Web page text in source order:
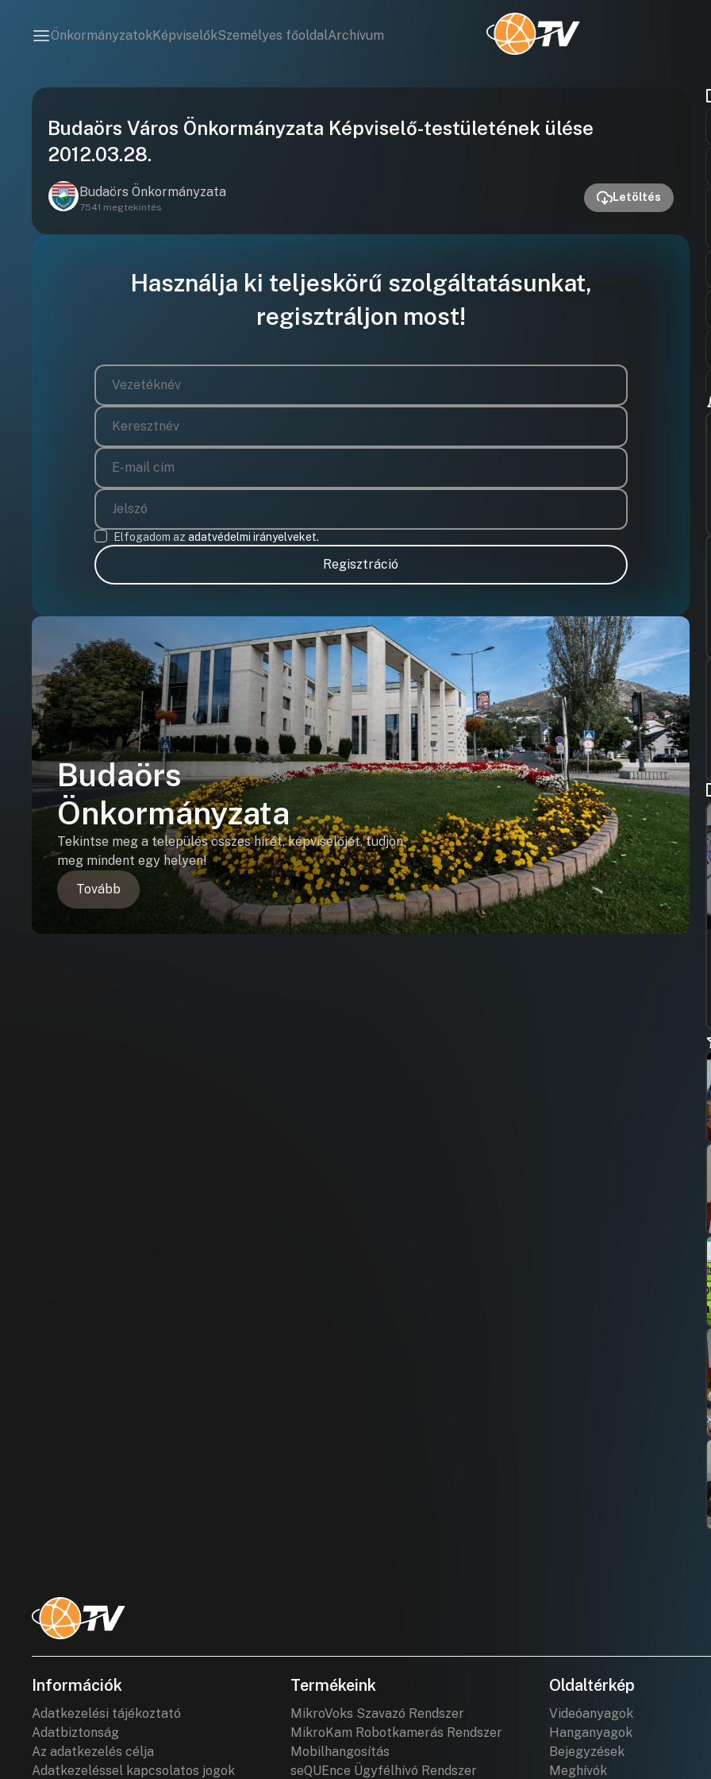
ÖnkormányzatokKépviselőkSzemélyes főoldalArchívum
lejátszása
Budaörs Város Önkormányzata Képviselő-testületének ülése
2012.03.28.
Budaörs Önkormányzata
7541 megtekintés
Letöltés
Használja ki teljeskörű szolgáltatásunkat,
regisztráljon most!
Elfogadom az adatvédelmi irányelveket.
Regisztráció
Budaörs
Önkormányzata
Tekintse meg a település összes hírét, képviselőjét, tudjon
meg mindent egy helyen!
Tovább
Információk
Adatkezelési tájékoztató
Adatbiztonság
Az adatkezelés célja
Adatkezeléssel kapcsolatos jogok
Termékeink
MikroVoks Szavazó Rendszer
MikroKam Robotkamerás Rendszer
Mobilhangosítás
seQUEnce Ügyfélhívó Rendszer
Oldaltérkép
Videóanyagok
Hanganyagok
Bejegyzések
Meghívók